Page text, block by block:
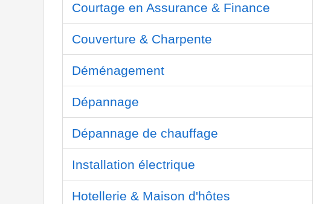
Courtage en Assurance & Finance
Couverture & Charpente
Déménagement
Dépannage
Dépannage de chauffage
Installation électrique
Hotellerie & Maison d'hôtes